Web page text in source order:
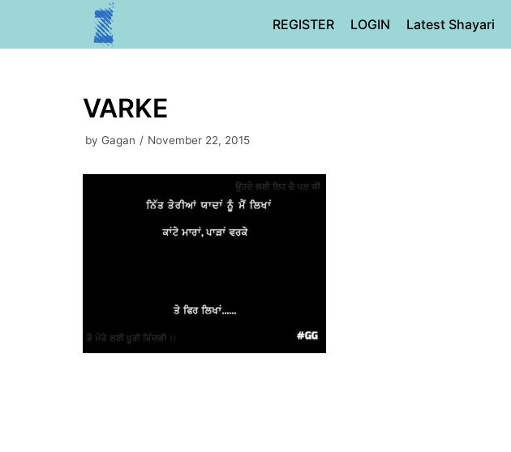
REGISTER LOGIN Latest Shayari
VARKE
by Gagan November 22, 2015